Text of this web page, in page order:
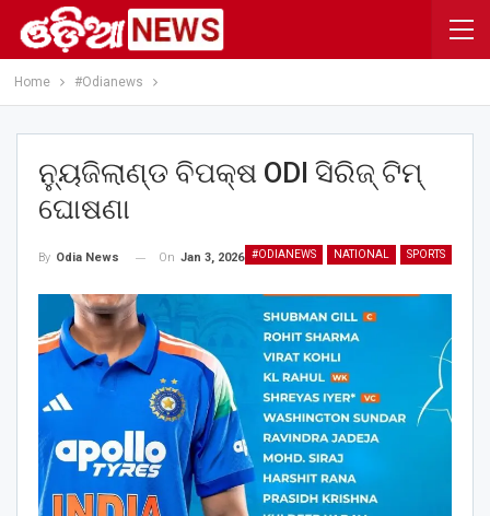
Home #Odianews
ନ୍ୟୁଜିଲାଣ୍ଡ ବିପକ୍ଷ ODI ସିରିଜ୍‌ ଟିମ୍‌
ଘୋଷଣା
#ODIANEWS NATIONAL SPORTS
By Odia News On Jan 3, 2026